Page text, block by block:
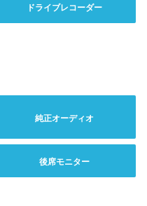
ドライブレコーダー
純正オーディオ
後席モニター